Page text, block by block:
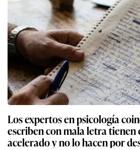
Los expertos en psicología
escriben con mala letra tienen
acelerado y no lo hacen por